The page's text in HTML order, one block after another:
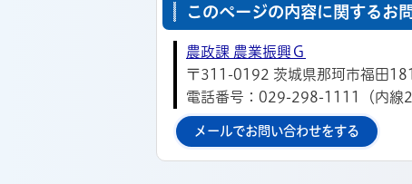
このページの内容に関するお
農政課 農業振興Ｇ
〒311-0192 茨城県那珂市福田
電話番号：029-298-1111（内線
メールでお問い合わせをする